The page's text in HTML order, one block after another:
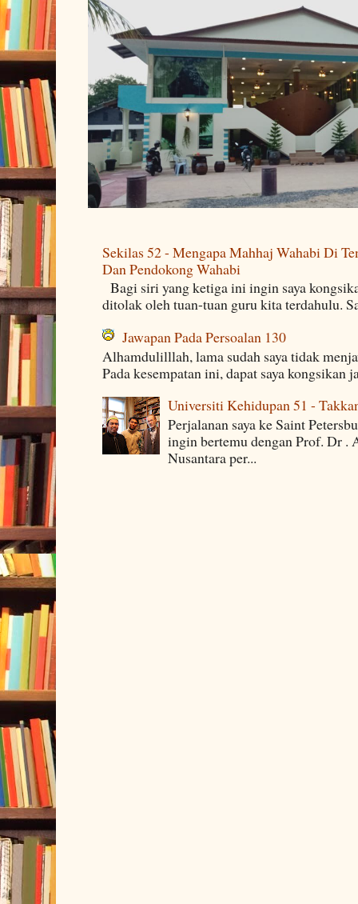
Sekilas 52 - Mengapa Mahhaj Wahabi Di
Dan Pendokong Wahabi
Bagi siri yang ketiga ini ingin saya
ditolak oleh tuan-tuan guru kita terdahulu.
Jawapan Pada Persoalan 130
Alhamdulilllah, lama sudah saya tidak
Pada kesempatan ini, dapat saya kongsikan
Universiti Kehidupan 51 -
Perjalanan saya ke Saint
ingin bertemu dengan Prof. Dr
Nusantara per...